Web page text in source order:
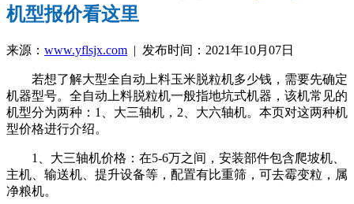
机型报价看这里
来源： www.yflsjx.com | 发布时间：2021年10月07日
若想了解大型全自动上料玉米脱粒机多少钱，需要先确定
机器型号。全自动上料脱粒机一般指地坑式机器，该机常见的
机型分为两种：1、大三轴机，2、大六轴机。本页对这两种机
型价格进行介绍。
1、大三轴机价格：在5-6万之间，安装部件包含爬坡机、
主机、输送机、提升设备等，配置有比重筛，可去霉变粒，属
净粮机。